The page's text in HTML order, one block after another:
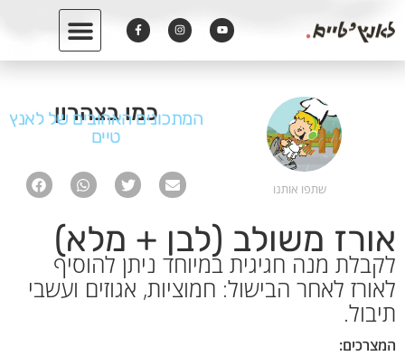
כמו בצהרון
המתכונים האהובים של לאנץ
טיים
שתפו אותנו
אורז משולב (לבן + מלא)
לקבלת מנה חגיגית במיוחד ניתן להוסיף
לאורז לאחר הבישול: חמוציות, אגוזים ועשבי
תיבול.
המצרכים: